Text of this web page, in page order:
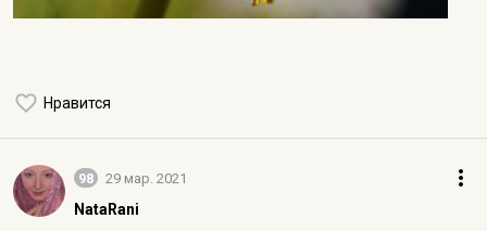
Нравится
98 29 мар. 2021
NataRani